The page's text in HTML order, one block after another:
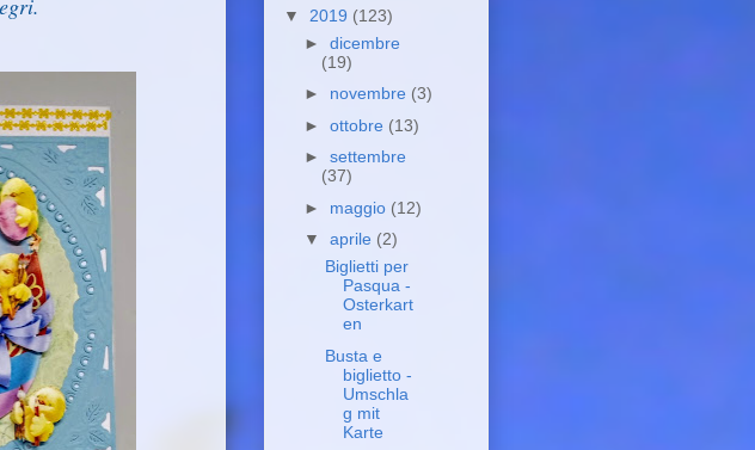
▼ 2019 (123)
► dicembre
(19)
► novembre (3)
► ottobre (13)
► settembre
(37)
► maggio (12)
▼ aprile (2)
Biglietti per
Pasqua -
Osterkart
en
Busta e
biglietto -
Umschla
g mit
Karte